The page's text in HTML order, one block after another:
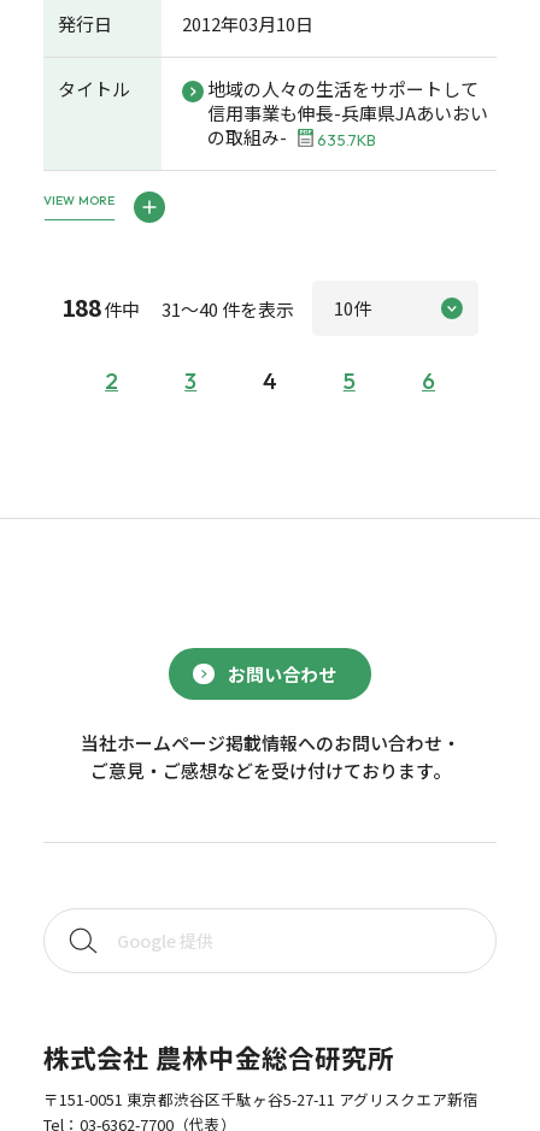
発行日 2012年03月10日
タイトル
地域の人々の生活をサポートして
信用事業も伸長-兵庫県JAあいおい
の取組み-
635.7KB
VIEW MORE
188件中 31～40 件を表示
2 3 4 5 6
お問い合わせ
当社ホームページ掲載情報へのお問い合わせ・
ご意見・ご感想などを受け付けております。
株式会社 農林中金総合研究所
〒151-0051 東京都渋谷区千駄ヶ谷5-27-11 アグリスクエア新宿
Tel： 03-6362-7700（代表）